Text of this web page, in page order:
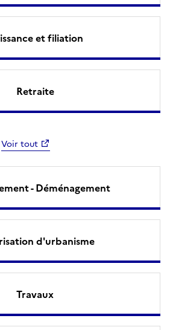
et filiation
Retraite
Voir tout
- Déménagement
d'urbanisme
Travaux